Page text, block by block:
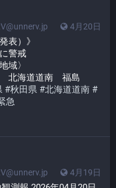
4月20日
表）》
警戒
域〉
北海道道南　福島
#秋田県 #北海道道南 #
急
4月19日